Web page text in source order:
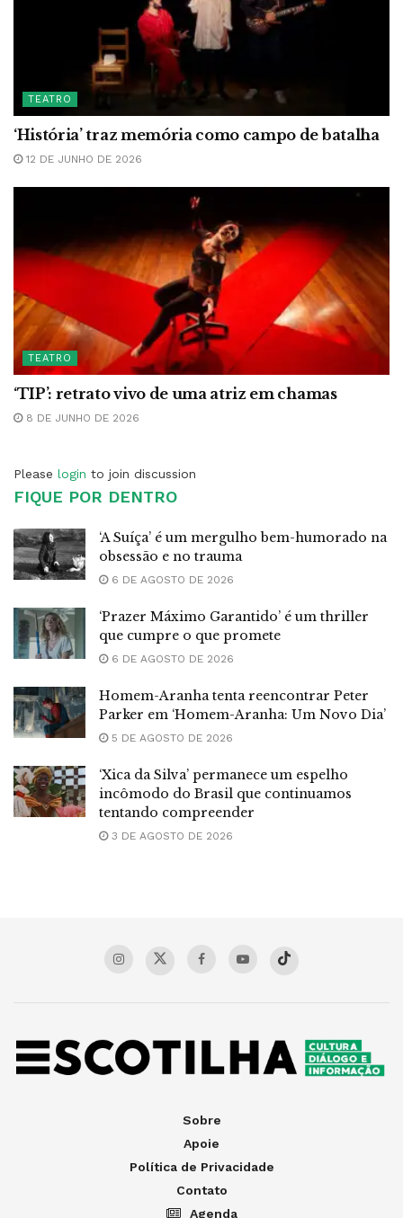
TEATRO
‘História’ traz memória como campo de batalha
12 DE JUNHO DE 2026
TEATRO
‘TIP’: retrato vivo de uma atriz em chamas
8 DE JUNHO DE 2026
Please login to join discussion
FIQUE POR DENTRO
‘A Suíça’ é um mergulho bem-humorado na
obsessão e no trauma
6 DE AGOSTO DE 2026
‘Prazer Máximo Garantido’ é um thriller
que cumpre o que promete
6 DE AGOSTO DE 2026
Homem-Aranha tenta reencontrar Peter
Parker em ‘Homem-Aranha: Um Novo Dia’
5 DE AGOSTO DE 2026
‘Xica da Silva’ permanece um espelho
incômodo do Brasil que continuamos
tentando compreender
3 DE AGOSTO DE 2026
Sobre
Apoie
Política de Privacidade
Contato
Agenda